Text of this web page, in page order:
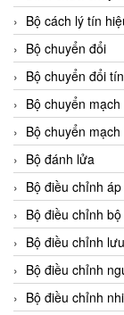
Bộ cách lý tín
Bộ chuyển đổi
Bộ chuyển đổi
Bộ chuyển mạch
Bộ chuyển
Bộ đánh lửa
Bộ điều chỉnh
Bộ điều chỉnh
Bộ điều chỉnh
Bộ điều chỉnh
Bộ điều chỉnh